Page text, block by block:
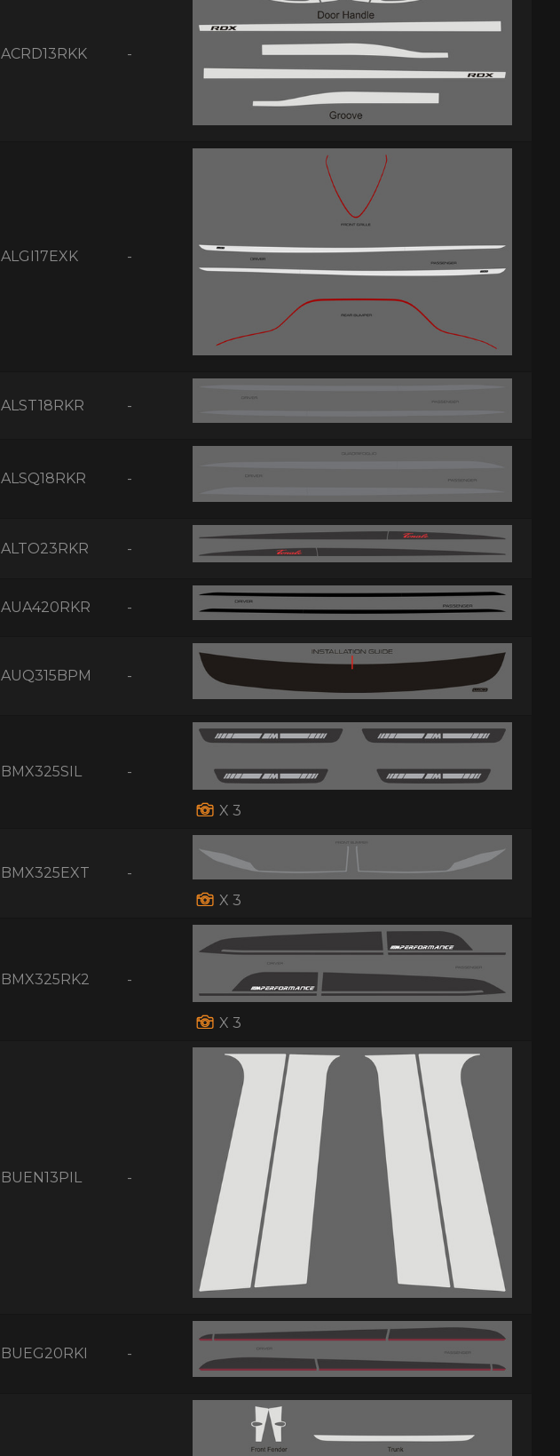
ACRD13RKK -
ALGI17EXK -
ALST18RKR -
ALSQ18RKR -
ALTO23RKR -
AUA420RKR -
AUQ315BPM -
BMX325SIL -
X 3
BMX325EXT
-
X 3
BMX325RK2 -
X 3
BUEN13PIL -
BUEG20RKI -